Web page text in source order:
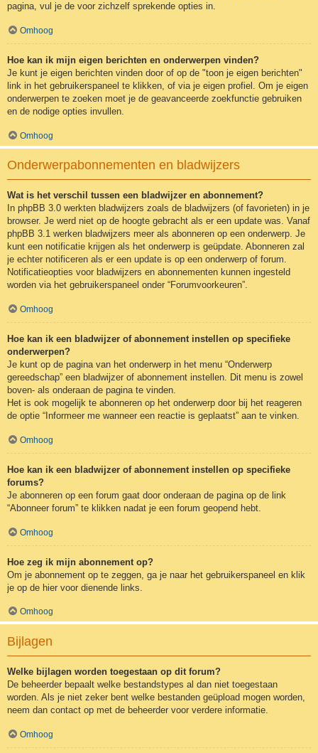
pagina, vul je de voor zichzelf sprekende opties in.
Omhoog
Hoe kan ik mijn eigen berichten en onderwerpen vinden?
Je kunt je eigen berichten vinden door of op de "toon je eigen berichten"
link in het gebruikerspaneel te klikken, of via je eigen profiel. Om je eigen
onderwerpen te zoeken moet je de geavanceerde zoekfunctie gebruiken
en de nodige opties invullen.
Omhoog
Onderwerpabonnementen en bladwijzers
Wat is het verschil tussen een bladwijzer en abonnement?
In phpBB 3.0 werkten bladwijzers zoals de bladwijzers (of favorieten) in je
browser. Je werd niet op de hoogte gebracht als er een update was. Vanaf
phpBB 3.1 werken bladwijzers meer als abonneren op een onderwerp. Je
kunt een notificatie krijgen als het onderwerp is geüpdate. Abonneren zal
je echter notificeren als er een update is op een onderwerp of forum.
Notificatieopties voor bladwijzers en abonnementen kunnen ingesteld
worden via het gebruikerspaneel onder “Forumvoorkeuren”.
Omhoog
Hoe kan ik een bladwijzer of abonnement instellen op specifieke
onderwerpen?
Je kunt op de pagina van het onderwerp in het menu “Onderwerp
gereedschap” een bladwijzer of abonnement instellen. Dit menu is zowel
boven- als onderaan de pagina te vinden.
Het is ook mogelijk te abonneren op het onderwerp door bij het reageren
de optie “Informeer me wanneer een reactie is geplaatst” aan te vinken.
Omhoog
Hoe kan ik een bladwijzer of abonnement instellen op specifieke
forums?
Je abonneren op een forum gaat door onderaan de pagina op de link
“Abonneer forum” te klikken nadat je een forum geopend hebt.
Omhoog
Hoe zeg ik mijn abonnement op?
Om je abonnement op te zeggen, ga je naar het gebruikerspaneel en klik
je op de hier voor dienende links.
Omhoog
Bijlagen
Welke bijlagen worden toegestaan op dit forum?
De beheerder bepaalt welke bestandstypes al dan niet toegestaan
worden. Als je niet zeker bent welke bestanden geüpload mogen worden,
neem dan contact op met de beheerder voor verdere informatie.
Omhoog